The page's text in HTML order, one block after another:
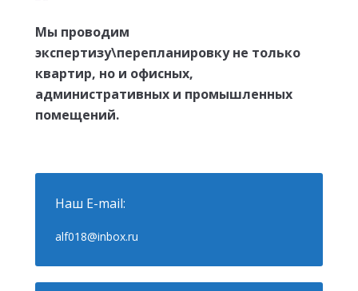
Мы проводим
экспертизу\перепланировку не только
квартир, но и офисных,
административных и промышленных
помещений.
Наш E-mail:
alf018@inbox.ru